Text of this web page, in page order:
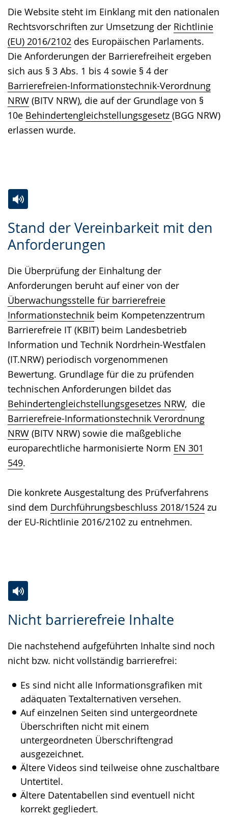
Die Website steht im Einklang mit den nationalen
Rechtsvorschriften zur Umsetzung der Richtlinie
(EU) 2016/2102 des Europäischen Parlaments.
Die Anforderungen der Barrierefreiheit ergeben
sich aus § 3 Abs. 1 bis 4 sowie § 4 der
Barrierefreien-Informationstechnik-Verordnung
NRW (BITV NRW), die auf der Grundlage von §
10e Behindertengleichstellungsgesetz (BGG NRW)
erlassen wurde.
Stand der Vereinbarkeit mit den
Anforderungen
Die Überprüfung der Einhaltung der
Anforderungen beruht auf einer von der
Überwachungsstelle für barrierefreie
Informationstechnik beim Kompetenzzentrum
Barrierefreie IT (KBIT) beim Landesbetrieb
Information und Technik Nordrhein-Westfalen
(IT.NRW) periodisch vorgenommenen
Bewertung. Grundlage für die zu prüfenden
technischen Anforderungen bildet das
Behindertengleichstellungsgesetzes NRW, die
Barrierefreie-Informationstechnik Verordnung
NRW (BITV NRW) sowie die maßgebliche
europarechtliche harmonisierte Norm EN 301
549.
Die konkrete Ausgestaltung des Prüfverfahrens
sind dem Durchführungsbeschluss 2018/1524 zu
der EU-Richtlinie 2016/2102 zu entnehmen.
Leichten
Sprache
Audio-
Unterstützung.
Video
in
Gebärdensprache
wird
angezeigt.
Nicht barrierefreie Inhalte
Die nachstehend aufgeführten Inhalte sind noch
nicht bzw. nicht vollständig barrierefrei:
Es sind nicht alle Informationsgrafiken mit
adäquaten Textalternativen versehen.
Auf einzelnen Seiten sind untergeordnete
Überschriften nicht mit einem
untergeordneten Überschriftengrad
ausgezeichnet.
Ältere Videos sind teilweise ohne zuschaltbare
Untertitel.
Ältere Datentabellen sind eventuell nicht
korrekt gegliedert.
Leichten
wechseln.
Audio-
Video
Deutscher
Gebärdensprache
wird
angezeigt.